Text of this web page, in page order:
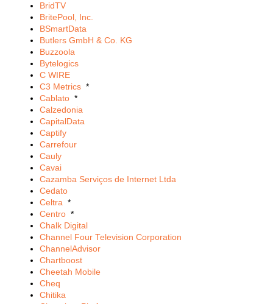
BridTV
BritePool, Inc.
BSmartData
Butlers GmbH & Co. KG
Buzzoola
Bytelogics
C WIRE
C3 Metrics *
Cablato *
Calzedonia
CapitalData
Captify
Carrefour
Cauly
Cavai
Cazamba Serviços de Internet Ltda
Cedato
Celtra *
Centro *
Chalk Digital
Channel Four Television Corporation
ChannelAdvisor
Chartboost
Cheetah Mobile
Cheq
Chitika